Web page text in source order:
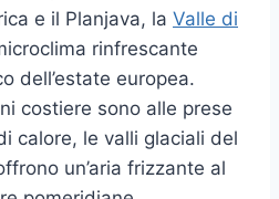
e il Planjava, la Valle di
rinfrescante
dell’estate europea.
costiere sono alle prese
calore, le valli glaciali del
un’aria frizzante al